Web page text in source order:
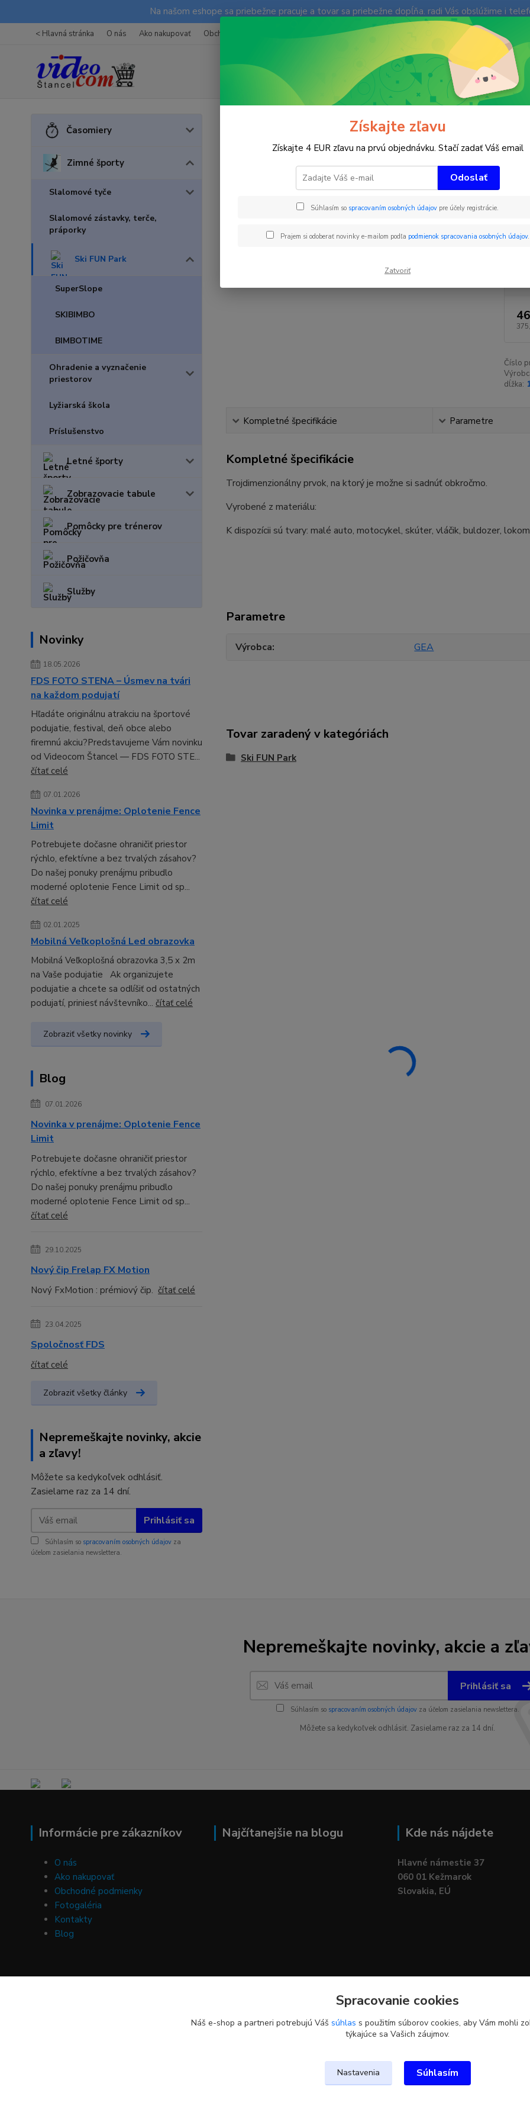
Na našom eshope sa priebežne pracuje a tovar sa priebežne dopĺňa. radi Vás obslúžime i
< Hlavná stránka O nás Ako nakupovať Obchodné podmienky Fotogaléria Ochrana súkromia Blog
Hľadať
(Po-
Časomiery
Zimné športy
Slalomové tyče
Slalomové zástavky, terče,
práporky
Ski FUN Park
SuperSlope
SKIBIMBO
BIMBOTIME
Ohradenie a vyznačenie
priestorov
Lyžiarská škola
Príslušenstvo
Letné športy
Zobrazovacie tabule
Pomôcky pre trénerov
Požičovňa
Služby
Novinky
18.05.2026
FDS FOTO STENA – Úsmev na tvári
na každom podujatí
Hľadáte originálnu atrakciu na športové
podujatie, festival, deň obce alebo
firemnú akciu?Predstavujeme Vám novinku
od Videocom Štancel — FDS FOTO STE...
čítať celé
07.01.2026
Novinka v prenájme: Oplotenie Fence
Limit
Potrebujete dočasne ohraničiť priestor
rýchlo, efektívne a bez trvalých zásahov?
Do našej ponuky prenájmu pribudlo
moderné oplotenie Fence Limit od sp...
čítať celé
02.01.2025
Mobilná Veľkoplošná Led obrazovka
Mobilná Veľkoplošná obrazovka 3,5 x 2m
na Vaše podujatie Ak organizujete
podujatie a chcete sa odlíšiť od ostatných
podujatí, priniesť návštevníko... čítať celé
Zobraziť všetky novinky
Blog
07.01.2026
Novinka v prenájme: Oplotenie Fence
Limit
Potrebujete dočasne ohraničiť priestor
rýchlo, efektívne a bez trvalých zásahov?
Do našej ponuky prenájmu pribudlo
moderné oplotenie Fence Limit od sp...
čítať celé
29.10.2025
Nový čip Frelap FX Motion
Nový FxMotion : prémiový čip. čítať celé
23.04.2025
Spoločnosť FDS
čítať celé
Zobraziť všetky články
Nepremeškajte novinky, akcie
a zľavy!
Môžete sa kedykoľvek odhlásiť.
Zasielame raz za 14 dní.
Prihlásiť sa
Súhlasím so spracovaním osobných údajov za
účelom zasielania newslettera.
Ski FUN Park obkročný prvok
obkročný prvok
Číslo
dĺžka:
Kompletné špecifikácie Parametre
Kompletné špecifikácie
Trojdimenzionálny prvok, na ktorý je možne si sadnúť obkročmo.
Vyrobené z materiálu:
K dispozícii sú tvary: malé auto, motocykel, skúter, vláčik, buldozer,
Parametre
Výrobca GEA
Tovar zaradený v kategóriách
Ski FUN Park
Nepremeškajte novinky, akcie a
Prihlásiť sa
Súhlasím so spracovaním osobných údajovza účelom zasielania newslettera.
Môžete sa kedykoľvek odhlásiť. Zasielame raz za 14 dní.
Informácie pre zákazníkov
O nás
Ako nakupovať
Obchodné podmienky
Fotogaléria
Kontakty
Blog
Najčítanejšie na blogu Kde nás nájdete
Hlavné námestie 37
060 01 Kežmarok
Slovakia, EÚ
Získajte zľavu
Získajte 4 EUR zľavu na prvú objednávku. Stačí zadať Váš email
Odoslať
Súhlasím so spracovaním osobných údajov pre účely registrácie.
Prajem si odoberať novinky e-mailom podľa podmienok spracovania osobných údajov.
Zatvoriť
Spracovanie cookies
Náš e-shop a partneri potrebujú Váš súhlas s použitím súborov cookies, aby Vám mohli
týkajúce sa Vašich záujmov.
Nastavenia Súhlasím